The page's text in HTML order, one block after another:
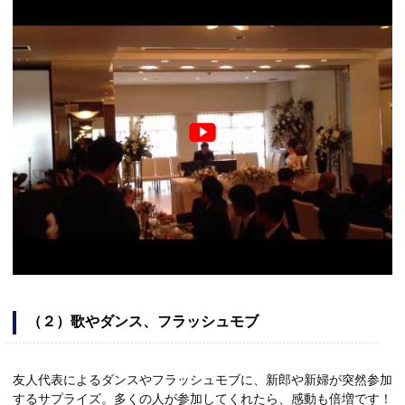
（２）歌やダンス、フラッシュモブ
友人代表によるダンスやフラッシュモブに、新郎や新婦が突然参加
するサプライズ。多くの人が参加してくれたら、感動も倍増です！